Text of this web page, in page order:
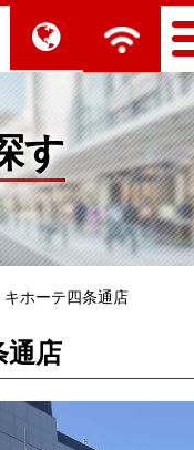
す
キホーテ四条通店
通店